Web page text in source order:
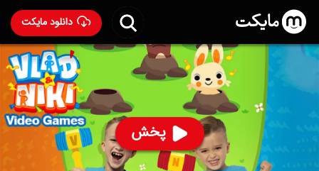
دانلود مایکت
پخش
سریال ولاد و نیکی - بازی‌های ویدئویی
- Vlad & Niki -
Video Games 2022
%
ساخت آمریکا سال 2022
رده سنی ۳+